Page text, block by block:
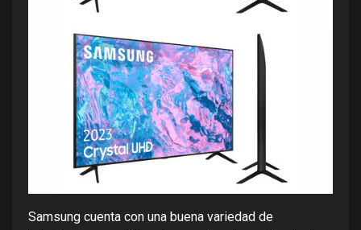
Samsung cuenta con una buena variedad de